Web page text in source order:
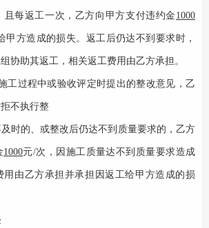
且每返工一次，乙方向甲方支付违约金 1000
甲方造成的损失。返工后仍达不到要求时，
协助其返工，相关返工费用由乙方承担。
工过程中或验收评定时提出的整改意见，乙
不执行整
时的、或整改后仍达不到质量要求的，乙方
1000元/次，因施工质量达不到质量要求造成
用由乙方承担并承担因返工给甲方造成的损